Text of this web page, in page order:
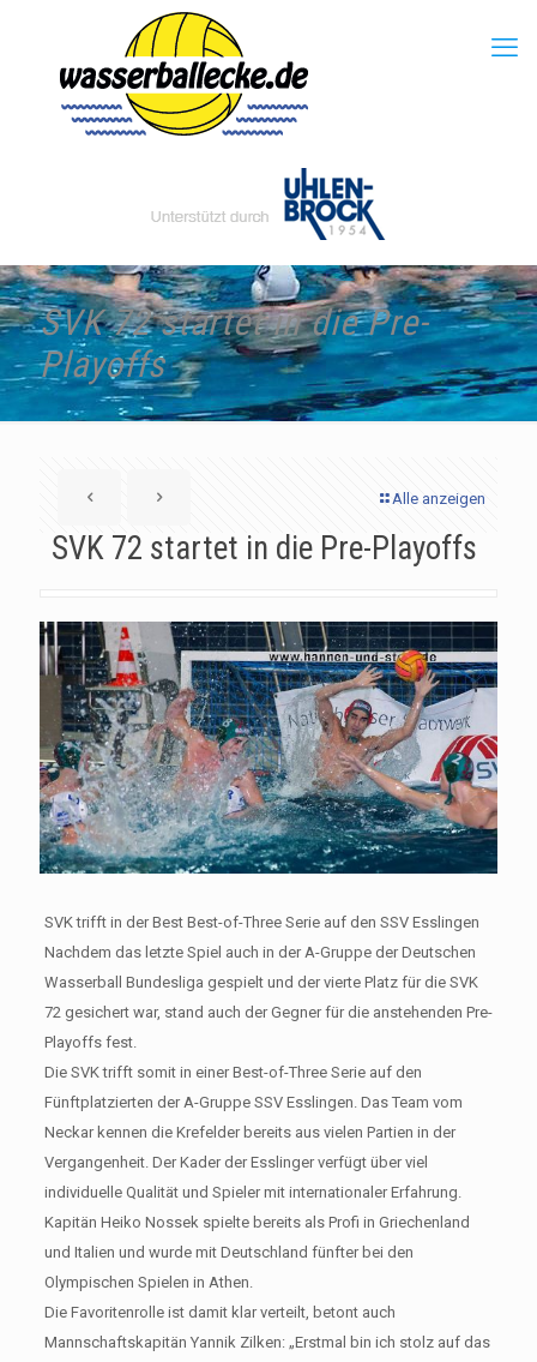
SVK 72 startet in die Pre-
Playoffs
Alle anzeigen
SVK 72 startet in die Pre-Playoffs
SVK trifft in der Best Best-of-Three Serie auf den SSV Esslingen
Nachdem das letzte Spiel auch in der A-Gruppe der Deutschen
Wasserball Bundesliga gespielt und der vierte Platz für die SVK
72 gesichert war, stand auch der Gegner für die anstehenden Pre-
Playoffs fest.
Die SVK trifft somit in einer Best-of-Three Serie auf den
Fünftplatzierten der A-Gruppe SSV Esslingen. Das Team vom
Neckar kennen die Krefelder bereits aus vielen Partien in der
Vergangenheit. Der Kader der Esslinger verfügt über viel
individuelle Qualität und Spieler mit internationaler Erfahrung.
Kapitän Heiko Nossek spielte bereits als Profi in Griechenland
und Italien und wurde mit Deutschland fünfter bei den
Olympischen Spielen in Athen.
Die Favoritenrolle ist damit klar verteilt, betont auch
Mannschaftskapitän Yannik Zilken: „Erstmal bin ich stolz auf das